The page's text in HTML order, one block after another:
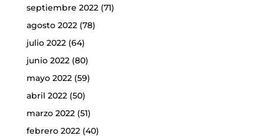
septiembre 2022(71)
agosto 2022(78)
julio 2022(64)
junio 2022(80)
mayo 2022(59)
abril 2022(50)
marzo 2022(51)
febrero 2022(40)